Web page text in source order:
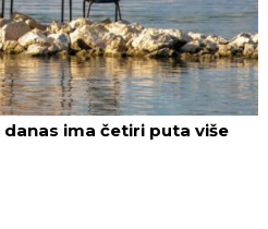
ima četiri puta više